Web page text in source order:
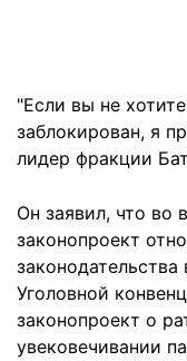
"Если вы не
заблокирован, я
лидер фракции
Он заявил, что во
законопроект
Уголовной
законопроект о
увековечивании